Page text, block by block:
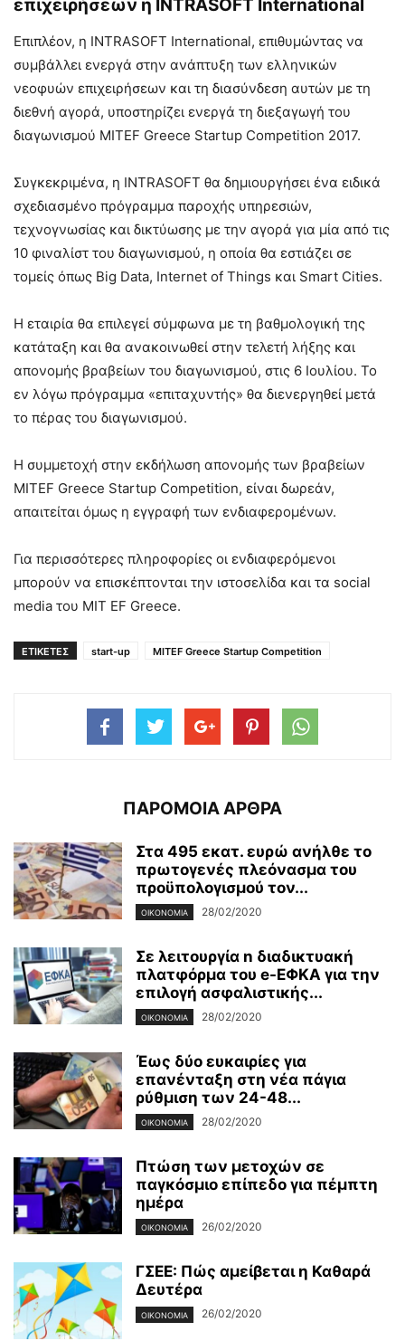
επιχειρήσεων η INTRASOFT International
Επιπλέον, η INTRASOFT International, επιθυμώντας να
συμβάλλει ενεργά στην ανάπτυξη των ελληνικών
νεοφυών επιχειρήσεων και τη διασύνδεση αυτών με τη
διεθνή αγορά, υποστηρίζει ενεργά τη διεξαγωγή του
διαγωνισμού MITEF Greece Startup Competition 2017.
Συγκεκριμένα, η INTRASOFT θα δημιουργήσει ένα ειδικά
σχεδιασμένο πρόγραμμα παροχής υπηρεσιών,
τεχνογνωσίας και δικτύωσης με την αγορά για μία από τις
10 φιναλίστ του διαγωνισμού, η οποία θα εστιάζει σε
τομείς όπως Big Data, Internet of Things και Smart Cities.
Η εταιρία θα επιλεγεί σύμφωνα με τη βαθμολογική της
κατάταξη και θα ανακοινωθεί στην τελετή λήξης και
απονομής βραβείων του διαγωνισμού, στις 6 Ιουλίου. Το
εν λόγω πρόγραμμα «επιταχυντής» θα διενεργηθεί μετά
το πέρας του διαγωνισμού.
Η συμμετοχή στην εκδήλωση απονομής των βραβείων
MITEF Greece Startup Competition, είναι δωρεάν,
απαιτείται όμως η εγγραφή των ενδιαφερομένων.
Για περισσότερες πληροφορίες οι ενδιαφερόμενοι
μπορούν να επισκέπτονται την ιστοσελίδα και τα social
media του ΜΙΤ ΕF Greece.
ΕΤΙΚΕΤΕΣ start-up MITEF Greece Startup Competition
ΠΑΡΟΜΟΙΑ ΑΡΘΡΑ
Στα 495 εκατ. ευρώ ανήλθε το
πρωτογενές πλεόνασμα του
προϋπολογισμού τον...
ΟΙΚΟΝΟΜΊΑ 28/02/2020
Σε λειτουργία n διαδικτυακή
πλατφόρμα του e-ΕΦΚΑ για την
επιλογή ασφαλιστικής...
ΟΙΚΟΝΟΜΊΑ 28/02/2020
Έως δύο ευκαιρίες για
επανένταξη στη νέα πάγια
ρύθμιση των 24-48...
ΟΙΚΟΝΟΜΊΑ 28/02/2020
Πτώση των μετοχών σε
παγκόσμιο επίπεδο για πέμπτη
ημέρα
ΟΙΚΟΝΟΜΊΑ 26/02/2020
ΓΣΕΕ: Πώς αμείβεται η Καθαρά
Δευτέρα
ΟΙΚΟΝΟΜΊΑ 26/02/2020